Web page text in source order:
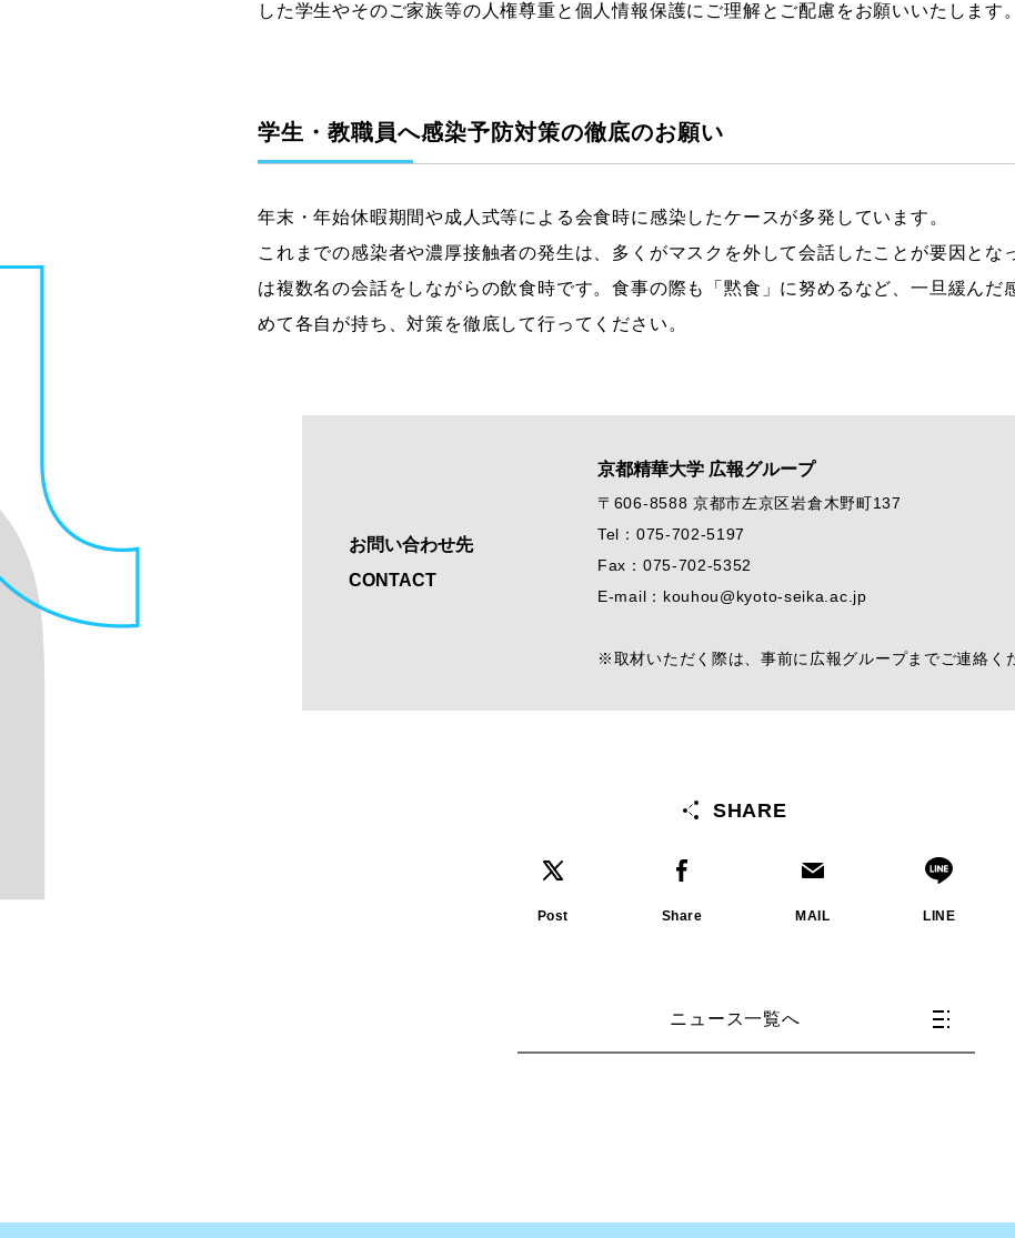
した学生やそのご家族等の人権尊重と個人情報保護にご理解とご配慮をお願いいたします。
学生・教職員へ感染予防対策の徹底のお願い
年末・年始休暇期間や成人式等による会食時に感染したケースが多発しています。
これまでの感染者や濃厚接触者の発生は、多くがマスクを外して会話したことが要因とな
は複数名の会話をしながらの飲食時です。食事の際も「黙食」に努めるなど、一旦緩んだ
めて各自が持ち、対策を徹底して行ってください。
お問い合わせ先
CONTACT
京都精華大学 広報グループ
〒606-8588 京都市左京区岩倉木野町137
Tel：075-702-5197
Fax：075-702-5352
E-mail：kouhou@kyoto-seika.ac.jp
※取材いただく際は、事前に広報グループまでご連絡く
SHARE
Post Share MAIL LINE
ニュース一覧へ